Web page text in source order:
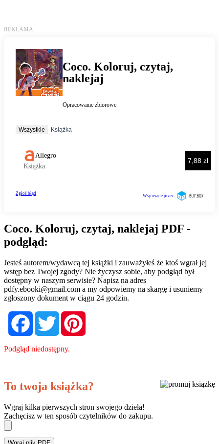
Coco. Koloruj, czytaj, naklejaj PDF -
podgląd:
Jesteś autorem/wydawcą tej książki i zauważyłeś że ktoś wgrał jej
wstęp bez Twojej zgody? Nie życzysz sobie, aby podgląd był
dostępny w naszym serwisie? Napisz na adres
pdfy.ebooki@gmail.com a my odpowiemy na skargę i usuniemy
zgłoszony dokument w ciągu 24 godzin.
FacebookTwitter
Podgląd niedostępny.
To twoja książka?
Wgraj kilka pierwszych stron swojego dzieła!
Zachęcisz w ten sposób czytelników do zakupu.